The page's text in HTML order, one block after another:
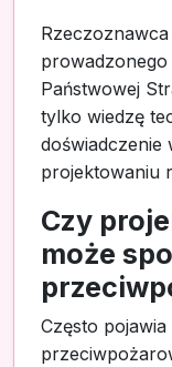
prowadzonego
Państwowej
tylko wiedzę
doświadczenie
projektowaniu
Czy
może
Często